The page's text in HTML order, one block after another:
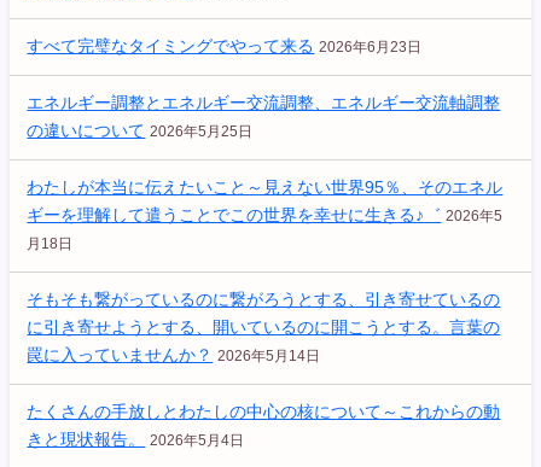
すべて完璧なタイミングでやって来る 2026年6月23日
エネルギー調整とエネルギー交流調整、エネルギー交流軸調整
の違いについて 2026年5月25日
わたしが本当に伝えたいこと～見えない世界95％、そのエネル
ギーを理解して遣うことでこの世界を幸せに生きる♪゛ 2026年5
月18日
そもそも繋がっているのに繋がろうとする、引き寄せているの
に引き寄せようとする、開いているのに開こうとする。言葉の
罠に入っていませんか？
2026年5月14日
たくさんの手放しとわたしの中心の核について～これからの動
きと現状報告。
2026年5月4日